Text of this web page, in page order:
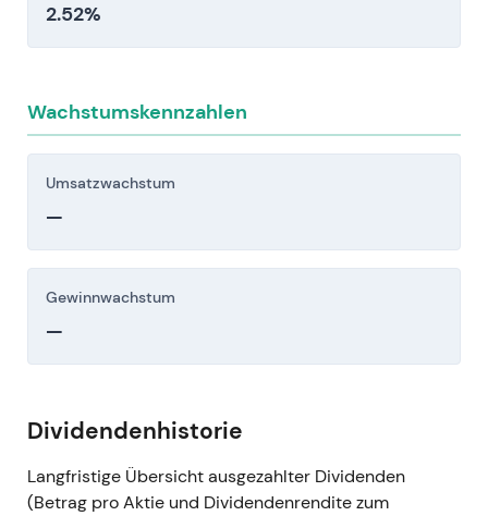
2.52%
Wachstumskennzahlen
Umsatzwachstum
—
Gewinnwachstum
—
Dividendenhistorie
Langfristige Übersicht ausgezahlter Dividenden
(Betrag pro Aktie und Dividendenrendite zum